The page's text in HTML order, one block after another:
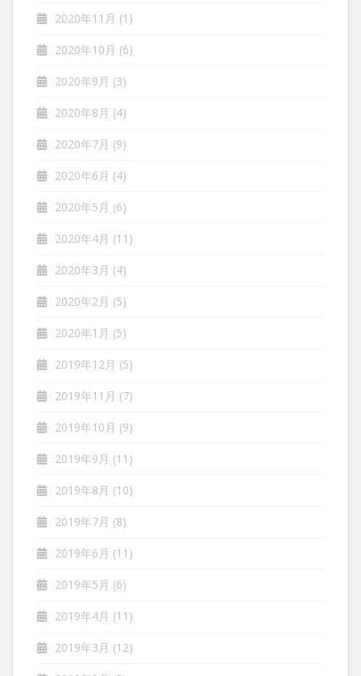
2020年11月 (1)
2020年10月 (6)
2020年9月 (3)
2020年8月 (4)
2020年7月 (9)
2020年6月 (4)
2020年5月 (6)
2020年4月 (11)
2020年3月 (4)
2020年2月 (5)
2020年1月 (5)
2019年12月 (5)
2019年11月 (7)
2019年10月 (9)
2019年9月 (11)
2019年8月 (10)
2019年7月 (8)
2019年6月 (11)
2019年5月 (6)
2019年4月 (11)
2019年3月 (12)